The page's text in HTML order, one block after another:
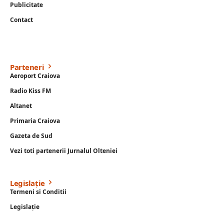
Publicitate
Contact
Parteneri
Aeroport Craiova
Radio Kiss FM
Altanet
Primaria Craiova
Gazeta de Sud
Vezi toti partenerii Jurnalul Olteniei
Legislație
Termeni si Conditii
Legislație